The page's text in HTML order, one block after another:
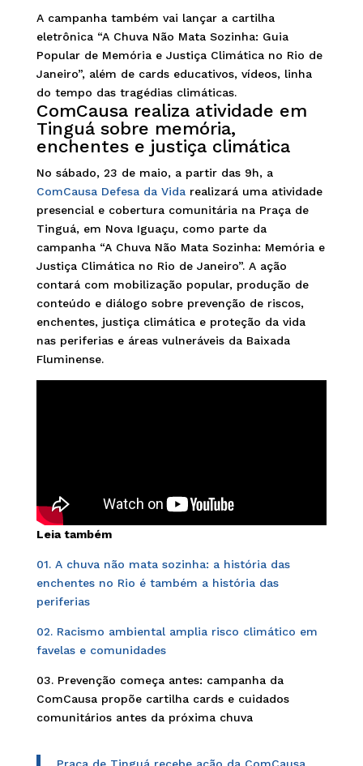
A campanha também vai lançar a cartilha
eletrônica “A Chuva Não Mata Sozinha: Guia
Popular de Memória e Justiça Climática no Rio de
Janeiro”, além de cards educativos, vídeos, linha
do tempo das tragédias climáticas.
ComCausa realiza atividade em
Tinguá sobre memória,
enchentes e justiça climática
No sábado, 23 de maio, a partir das 9h, a
ComCausa Defesa da Vidarealizará uma atividade
presencial e cobertura comunitária na Praça de
Tinguá, em Nova Iguaçu, como parte da
campanha “A Chuva Não Mata Sozinha: Memória e
Justiça Climática no Rio de Janeiro”. A ação
contará com mobilização popular, produção de
conteúdo e diálogo sobre prevenção de riscos,
enchentes, justiça climática e proteção da vida
nas periferias e áreas vulneráveis da Baixada
Fluminense.
Leia também
01. A chuva não mata sozinha: a história das
enchentes no Rio é também a história das
periferias
02. Racismo ambiental amplia risco climático em
favelas e comunidades
03. Prevenção começa antes: campanha da
ComCausa propõe cartilha cards e cuidados
comunitários antes da próxima chuva